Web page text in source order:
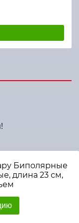
Биполярные
длина 23 см,